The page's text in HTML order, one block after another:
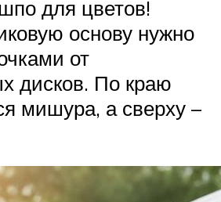
для цветов!
основу нужно
от
дисков. По краю
мишура, а сверху –